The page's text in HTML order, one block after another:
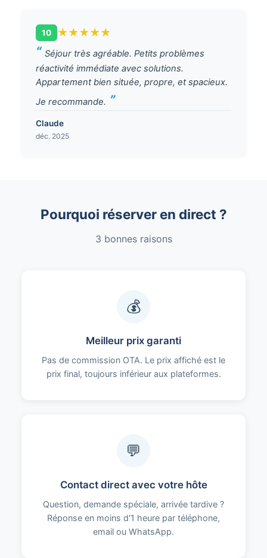
10 ★★★★★
Séjour très agréable. Petits problèmes
réactivité immédiate avec solutions.
Appartement bien située, propre, et spacieux.
Je recommande.
Claude
déc. 2025
Pourquoi réserver en direct ?
3 bonnes raisons
💰
Meilleur prix garanti
Pas de commission OTA. Le prix affiché est le
prix final, toujours inférieur aux plateformes.
💬
Contact direct avec votre hôte
Question, demande spéciale, arrivée tardive ?
Réponse en moins d'1 heure par téléphone,
email ou WhatsApp.